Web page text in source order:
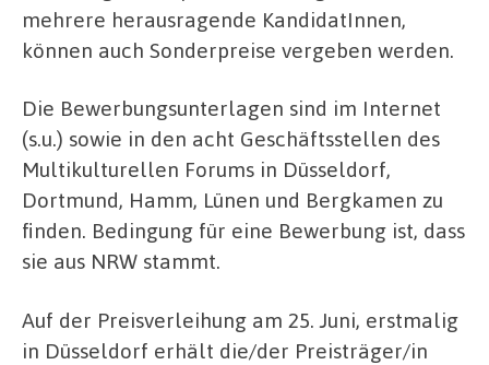
mehrere herausragende KandidatInnen,
können auch Sonderpreise vergeben werden.
Die Bewerbungsunterlagen sind im Internet
(s.u.) sowie in den acht Geschäftsstellen des
Multikulturellen Forums in Düsseldorf,
Dortmund, Hamm, Lünen und Bergkamen zu
finden. Bedingung für eine Bewerbung ist, dass
sie aus NRW stammt.
Auf der Preisverleihung am 25. Juni, erstmalig
in Düsseldorf erhält die/der Preisträger/in